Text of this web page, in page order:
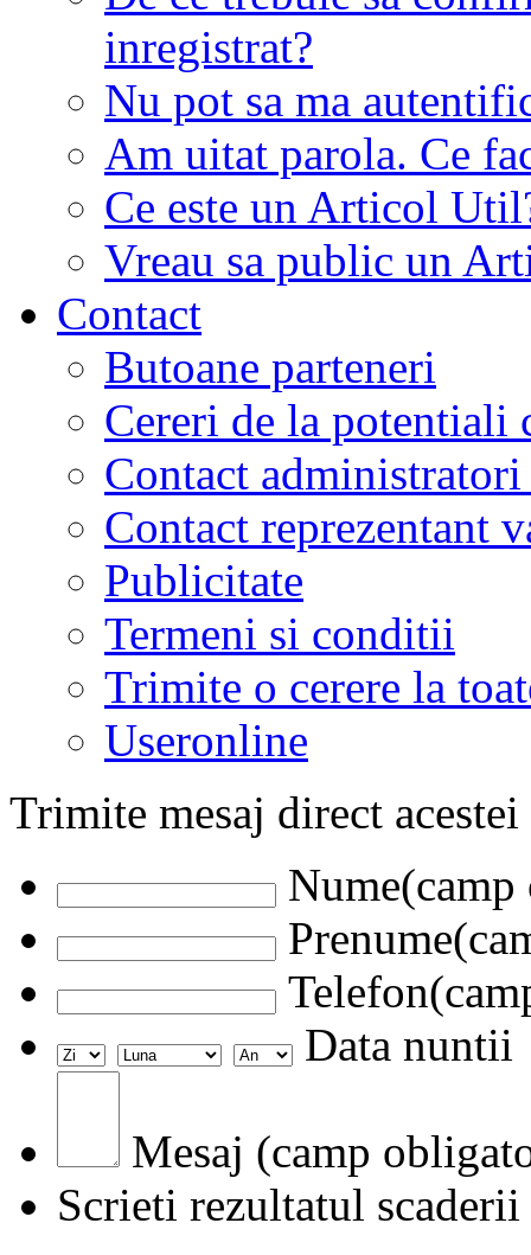
inregistrat?
Nu pot sa ma
Am uitat parola. Ce
Ce este un Articol
Vreau sa public un
Contact
Butoane parteneri
Cereri de la potentiali
Contact
Contact reprezentant
Publicitate
Termeni si conditii
Trimite o cerere la
Useronline
Trimite mesaj direct
Data nuntii
Mesaj (camp
Scrieti rezultatul scaderii